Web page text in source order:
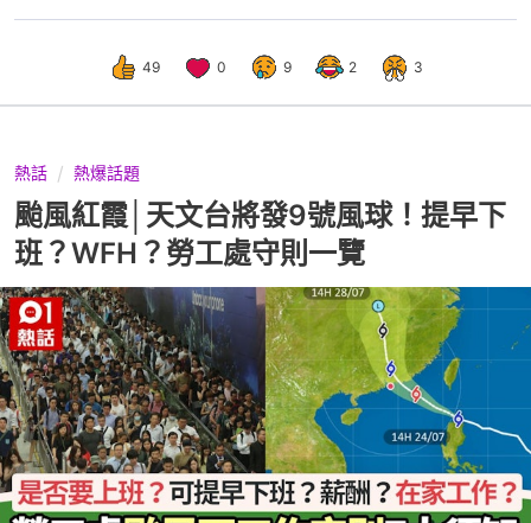
49 0 9 2 3
熱話 熱爆話題
颱風紅霞│天文台將發9號風球！提早下
班？WFH？勞工處守則一覽